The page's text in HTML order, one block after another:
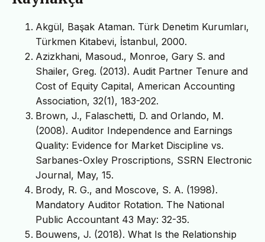
Akgül, Başak Ataman. Türk Denetim Kurumları,
Türkmen Kitabevi, İstanbul, 2000.
Azizkhani, Masoud., Monroe, Gary S. and
Shailer, Greg. (2013). Audit Partner Tenure and
Cost of Equity Capital, American Accounting
Association, 32(1), 183-202.
Brown, J., Falaschetti, D. and Orlando, M.
(2008). Auditor Independence and Earnings
Quality: Evidence for Market Discipline vs.
Sarbanes-Oxley Proscriptions, SSRN Electronic
Journal, May, 15.
Brody, R. G., and Moscove, S. A. (1998).
Mandatory Auditor Rotation. The National
Public Accountant 43 May: 32-35.
Bouwens, J. (2018). What Is the Relationship